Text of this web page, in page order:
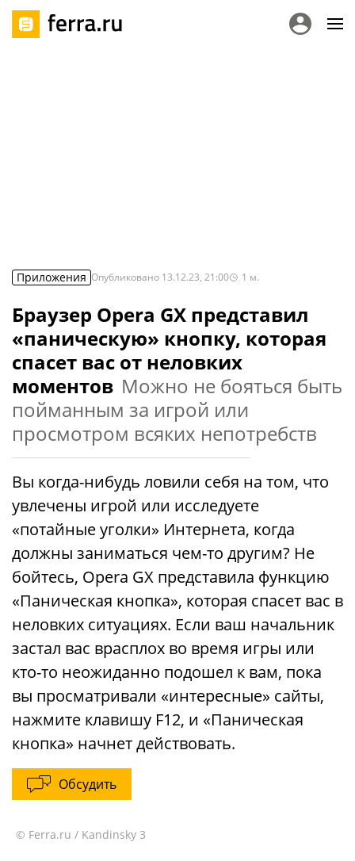
Приложения Опубликовано 13.12.23, 21:00 1 м.
Браузер Opera GX представил
«паническую» кнопку, которая
спасет вас от неловких
моментов Можно не бояться быть
пойманным за игрой или
просмотром всяких непотребств
Вы когда-нибудь ловили себя на том, что
увлечены игрой или исследуете
«потайные уголки» Интернета, когда
должны заниматься чем-то другим? Не
бойтесь, Opera GX представила функцию
«Паническая кнопка», которая спасет вас в
неловких ситуациях. Если ваш начальник
застал вас врасплох во время игры или
кто-то неожиданно подошел к вам, пока
вы просматривали «интересные» сайты,
нажмите клавишу F12, и «Паническая
кнопка» начнет действовать.
Обсудить
© Ferra.ru / Kandinsky 3